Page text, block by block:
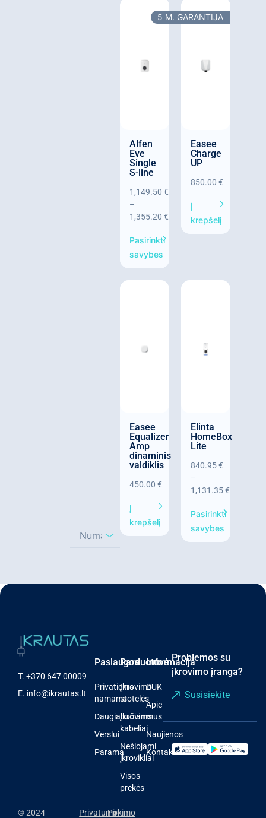
Alfen
Eve
Single
S-line
1,149.50 €
–
1,355.20 €
Pasirinkti
savybes
5 M. GARANTIJA
Easee
Charge
UP
850.00 €
Į
krepšelį
Easee
Equalizer
Amp
dinaminis
valdiklis
450.00 €
Į
krepšelį
Elinta
HomeBox
Lite
840.95€
–
1,131.35€
Pasirinkti
savybes
T. +370 647 00009
E. info@ikrautas.lt
Paslaugos
Privatiems
namams
Daugiabučiams
Verslui
Parama
Parduotuvė
Įkrovimo
stotelės
Įkrovimo
kabeliai
Nešiojami
įkrovikliai
Visos
prekės
Informacija
DUK
Apie
mus
Naujienos
Kontaktai
Problemos su
įkrovimo įranga?
Susisiekite
© 2024 PrivatumoPirkimo